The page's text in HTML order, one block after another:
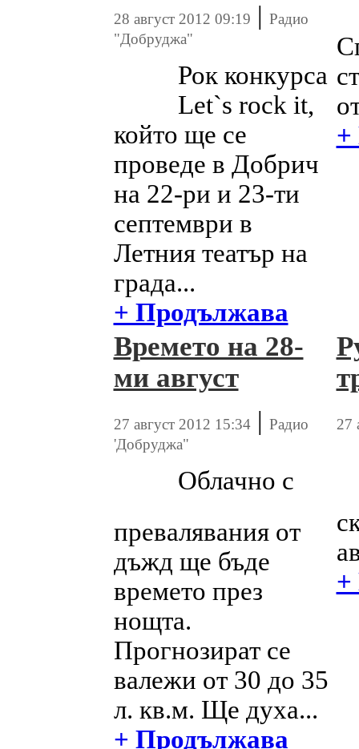
28 август 2012 09:19 | Радио
"Добруджа"
Рок конкурса
Let`s rock it,
който ще се
проведе в Добрич
на 22-ри и 23-ти
септември в
Летния театър на
града...
+ Продължава
+
Времето на 28-
ми август
27 август 2012 15:34| Радио
'Добруджа"
Облачно с
превалявания от
дъжд ще бъде
времето през
нощта.
Прогнозират се
валежи от 30 до 35
л. кв.м. Ще духа...
+ Продължава
27
+